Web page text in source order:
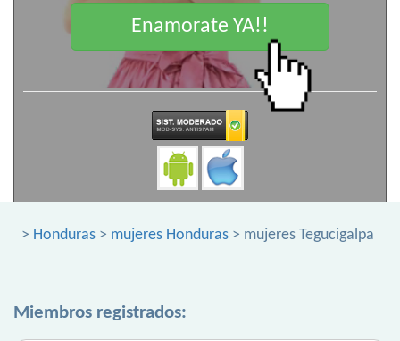
Enamorate YA!!
> Honduras > mujeres Honduras > mujeres Tegucigalpa
Miembros registrados: